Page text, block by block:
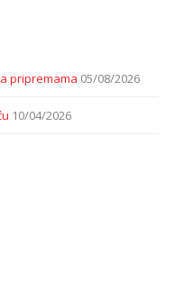
pripremama 05/08/2026
10/04/2026